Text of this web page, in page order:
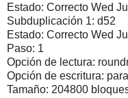
Estado: Correcto Wed
Subduplicación 1: d52
Estado: Correcto Wed
Paso: 1
Opción de lectura:
Opción de escritura:
Tamaño: 204800